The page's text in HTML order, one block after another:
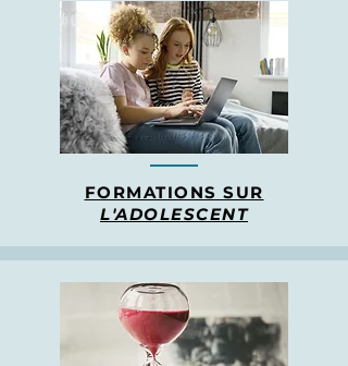
FORMATIONS SUR
L'ADOLESCENT